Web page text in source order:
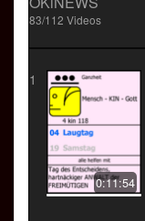
83/112 Videos
1
0:11:54